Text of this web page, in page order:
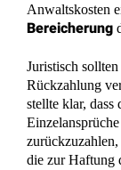
Anwaltskosten
Bereicherung
Juristisch
Rückzahlung
stellte klar, dass
die zur Haftung